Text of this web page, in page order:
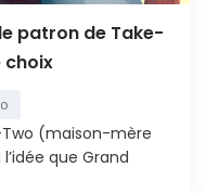
patron de Take-
choix
Two (maison-mère
que Grand